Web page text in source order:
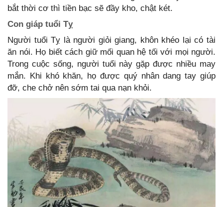
bắt thời cơ thì tiền bạc sẽ đầy kho, chật két.
Con giáp tuổi Tỵ
Người tuổi Tỵ là người giỏi giang, khôn khéo lại có tài
ăn nói. Họ biết cách giữ mối quan hệ tối với mọi người.
Trong cuộc sống, người tuổi này gặp được nhiều may
mắn. Khi khó khăn, họ được quý nhân dang tay giúp
đỡ, che chở nên sớm tai qua nạn khỏi.